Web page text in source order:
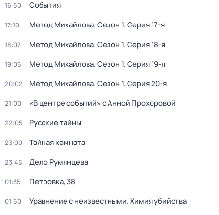
16:50 События
17:10 Метод Михайлова. Сезон 1. Серия 17-я
18:07 Метод Михайлова. Сезон 1. Серия 18-я
19:05 Метод Михайлова. Сезон 1. Серия 19-я
20:02 Метод Михайлова. Сезон 1. Серия 20-я
21:00 «В центре событий» с Анной Прохоровой
22:05 Русские тайны
23:00 Тайная комната
23:45 Дело Румянцева
01:35 Петровка, 38
01:50 Уравнение с неизвестными. Химия убийства